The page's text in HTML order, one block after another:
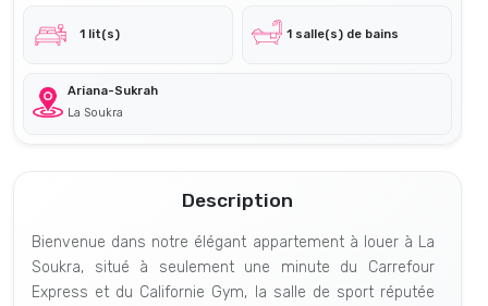
1 lit(s) 1 salle(s) de bains
Ariana-Sukrah
La Soukra
Description
Bienvenue dans notre élégant appartement à louer à La
Soukra, situé à seulement une minute du Carrefour
Express et du Californie Gym, la salle de sport réputée